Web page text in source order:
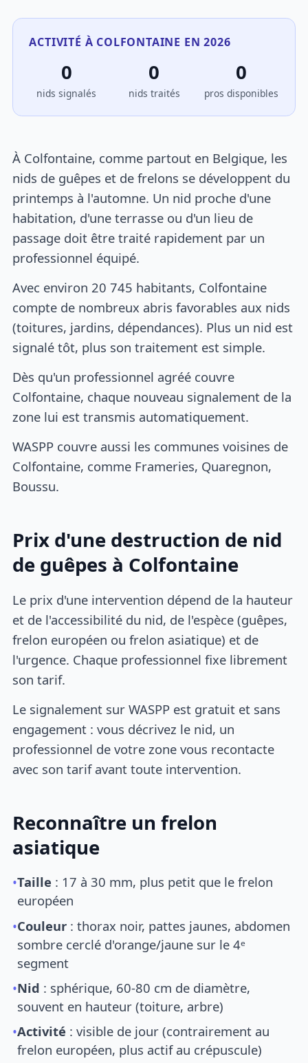
ACTIVITÉ À COLFONTAINE EN 2026
0
nids signalés
0
nids traités
0
pros disponibles
À Colfontaine, comme partout en Belgique, les
nids de guêpes et de frelons se développent du
printemps à l'automne. Un nid proche d'une
habitation, d'une terrasse ou d'un lieu de
passage doit être traité rapidement par un
professionnel équipé.
Avec environ 20 745 habitants, Colfontaine
compte de nombreux abris favorables aux nids
(toitures, jardins, dépendances). Plus un nid est
signalé tôt, plus son traitement est simple.
Dès qu'un professionnel agréé couvre
Colfontaine, chaque nouveau signalement de la
zone lui est transmis automatiquement.
WASPP couvre aussi les communes voisines de
Colfontaine, comme Frameries, Quaregnon,
Boussu.
Prix d'une destruction de nid
de guêpes à Colfontaine
Le prix d'une intervention dépend de la hauteur
et de l'accessibilité du nid, de l'espèce (guêpes,
frelon européen ou frelon asiatique) et de
l'urgence. Chaque professionnel fixe librement
son tarif.
Le signalement sur WASPP est gratuit et sans
engagement : vous décrivez le nid, un
professionnel de votre zone vous recontacte
avec son tarif avant toute intervention.
Reconnaître un frelon
asiatique
•Taille : 17 à 30 mm, plus petit que le frelon
européen
•Couleur : thorax noir, pattes jaunes, abdomen
sombre cerclé d'orange/jaune sur le 4ᵉ
segment
•Nid : sphérique, 60-80 cm de diamètre,
souvent en hauteur (toiture, arbre)
•Activité : visible de jour (contrairement au
frelon européen, plus actif au crépuscule)